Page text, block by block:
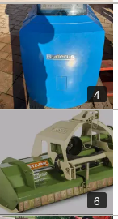
4
6